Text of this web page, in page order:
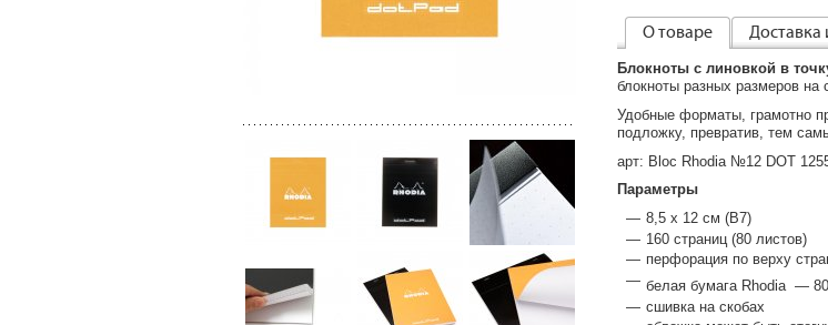
О товаре Доставка
Блокноты с линовкой в
блокноты разных размеров на
Удобные форматы, грамотно
подложку, превратив, тем
арт: Bloc Rhodia №12 DOT
Параметры
8,5 x 12 см (B7)
160 страниц (80 листов)
перфорация по верху
белая бумага Rhodia —
сшивка на скобах